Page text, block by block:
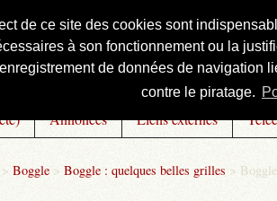
de ce site des cookies sont
à son fonctionnement ou la
de données de navigation
contre le piratage.
Annonces Liens externes
> Boggle > Boggle : quelques belles grilles >